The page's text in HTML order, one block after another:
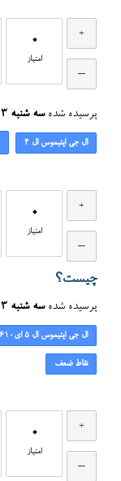
0
امتیاز
پرسیده شده سه شنبه ۳ تیر ۱۳۹۳
ال جی اپتیموس ال ۴
0
امتیاز
چیست؟
پرسیده شده سه شنبه ۳ تیر ۱۳۹۳
ال جی اپتیموس ال ۵ ای۶۱۰
نقاط ضعف
0
امتیاز